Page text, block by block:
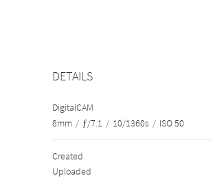
DETAILS
DigitalCAM
8mm / ƒ/7.1 / 10/1360s / ISO 50
Created
Uploaded